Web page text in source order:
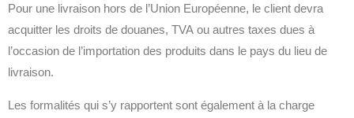
Pour une livraison hors de l’Union Européenne, le client devra
acquitter les droits de douanes, TVA ou autres taxes dues à
l’occasion de l’importation des produits dans le pays du lieu de
livraison.
Les formalités qui s’y rapportent sont également à la charge